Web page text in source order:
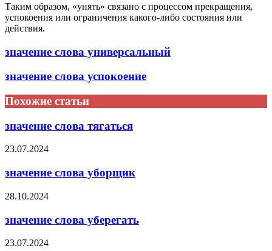
Таким образом, «унять» связано с процессом прекращения,
успокоения или ограничения какого-либо состояния или
действия.
значение слова универсальный
значение слова успокоение
Похожие статьи
значение слова тягаться
23.07.2024
значение слова уборщик
28.10.2024
значение слова уберегать
23.07.2024